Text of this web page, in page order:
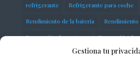
Gestiona tu
refrigerante Refrigerante para coche
Rendimiento de la batería
Reparación de motores Reparación de
Seguridad en carretera servicios